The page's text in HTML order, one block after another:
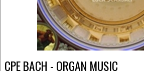
CPE BACH - ORGAN MUSIC